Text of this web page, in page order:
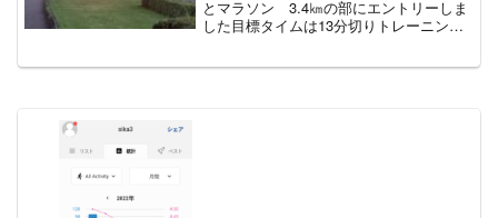
とマラソン 3.4㎞の部にエントリーしま
した目標タイムは13分切りトレーニング